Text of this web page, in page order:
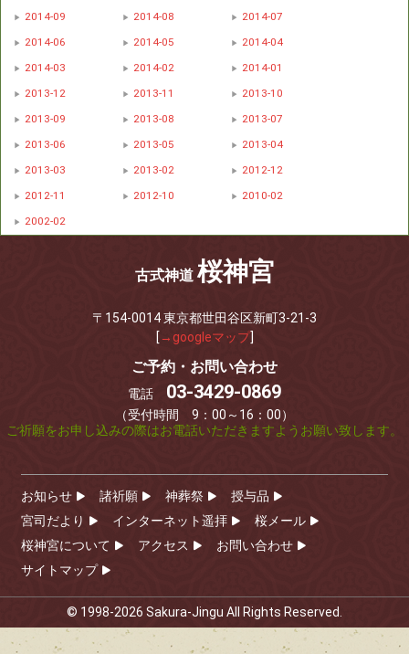
2014-09
2014-08
2014-07
2014-06
2014-05
2014-04
2014-03
2014-02
2014-01
2013-12
2013-11
2013-10
2013-09
2013-08
2013-07
2013-06
2013-05
2013-04
2013-03
2013-02
2012-12
2012-11
2012-10
2010-02
2002-02
古式神道 桜神宮
〒154-0014 東京都世田谷区新町3-21-3
[→googleマップ]
ご予約・お問い合わせ
電話 03-3429-0869
（受付時間 9：00～16：00）
ご祈願をお申し込みの際はお電話いただきますようお願い致します。
お知らせ 諸祈願 神葬祭
授与品
宮司だより
インターネット遥拝
桜メール
桜神宮について
アクセス
お問い合わせ
サイトマップ
© 1998-2026 Sakura-Jingu All Rights Reserved.